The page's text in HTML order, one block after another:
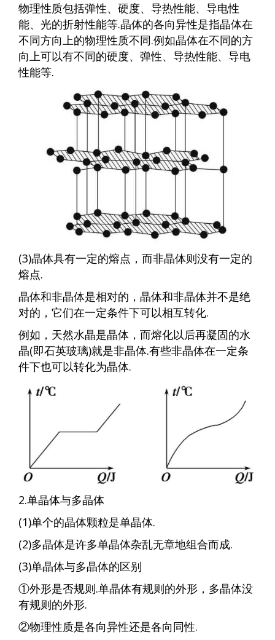
物理性质包括弹性、硬度、导热性能、导电性
能、光的折射性能等.晶体的各向异性是指晶体在
不同方向上的物理性质不同.例如晶体在不同的方
向上可以有不同的硬度、弹性、导热性能、导电
性能等.
(3)晶体具有一定的熔点，而非晶体则没有一定的
熔点.
晶体和非晶体是相对的，晶体和非晶体并不是绝
对的，它们在一定条件下可以相互转化.
例如，天然水晶是晶体，而熔化以后再凝固的水
晶(即石英玻璃)就是非晶体.有些非晶体在一定条
件下也可以转化为晶体.
2.单晶体与多晶体
(1)单个的晶体颗粒是单晶体.
(2)多晶体是许多单晶体杂乱无章地组合而成.
(3)单晶体与多晶体的区别
①外形是否规则.单晶体有规则的外形，多晶体没
有规则的外形.
②物理性质是各向异性还是各向同性.